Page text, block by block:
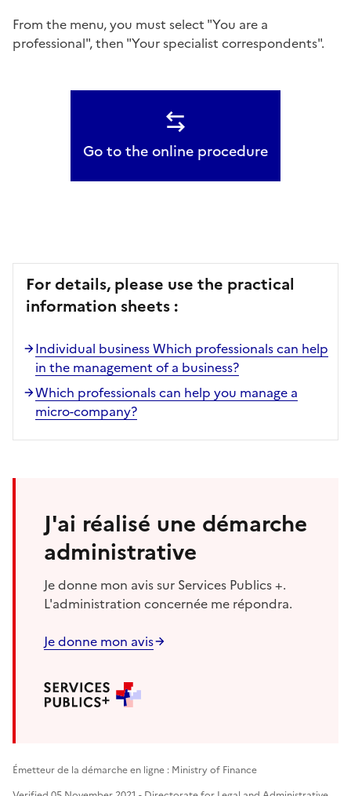
From the menu, you must select "You are a
professional", then "Your specialist correspondents".
Go to the online procedure
For details, please use the practical
information sheets :
Individual business Which professionals can help
in the management of a business?
Which professionals can help you manage a
micro-company?
J'ai réalisé une démarche
administrative
Je donne mon avis sur Services Publics +.
L'administration concernée me répondra.
Je donne mon avis
Émetteur de la démarche en ligne : Ministry of Finance